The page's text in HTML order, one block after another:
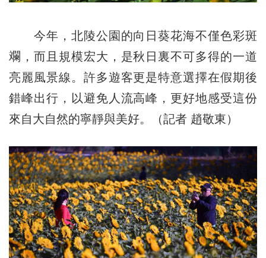
今年，北陵公園的向日葵花海不僅色彩斑
斕，而且規模宏大，是秋日裏不可多得的一道
亮麗風景線。許多遊客更是特意選擇在假期後
錯峰出行，以避免人流高峰，更好地感受這份
來自大自然的寧靜與美好。（記者 趙敬東）